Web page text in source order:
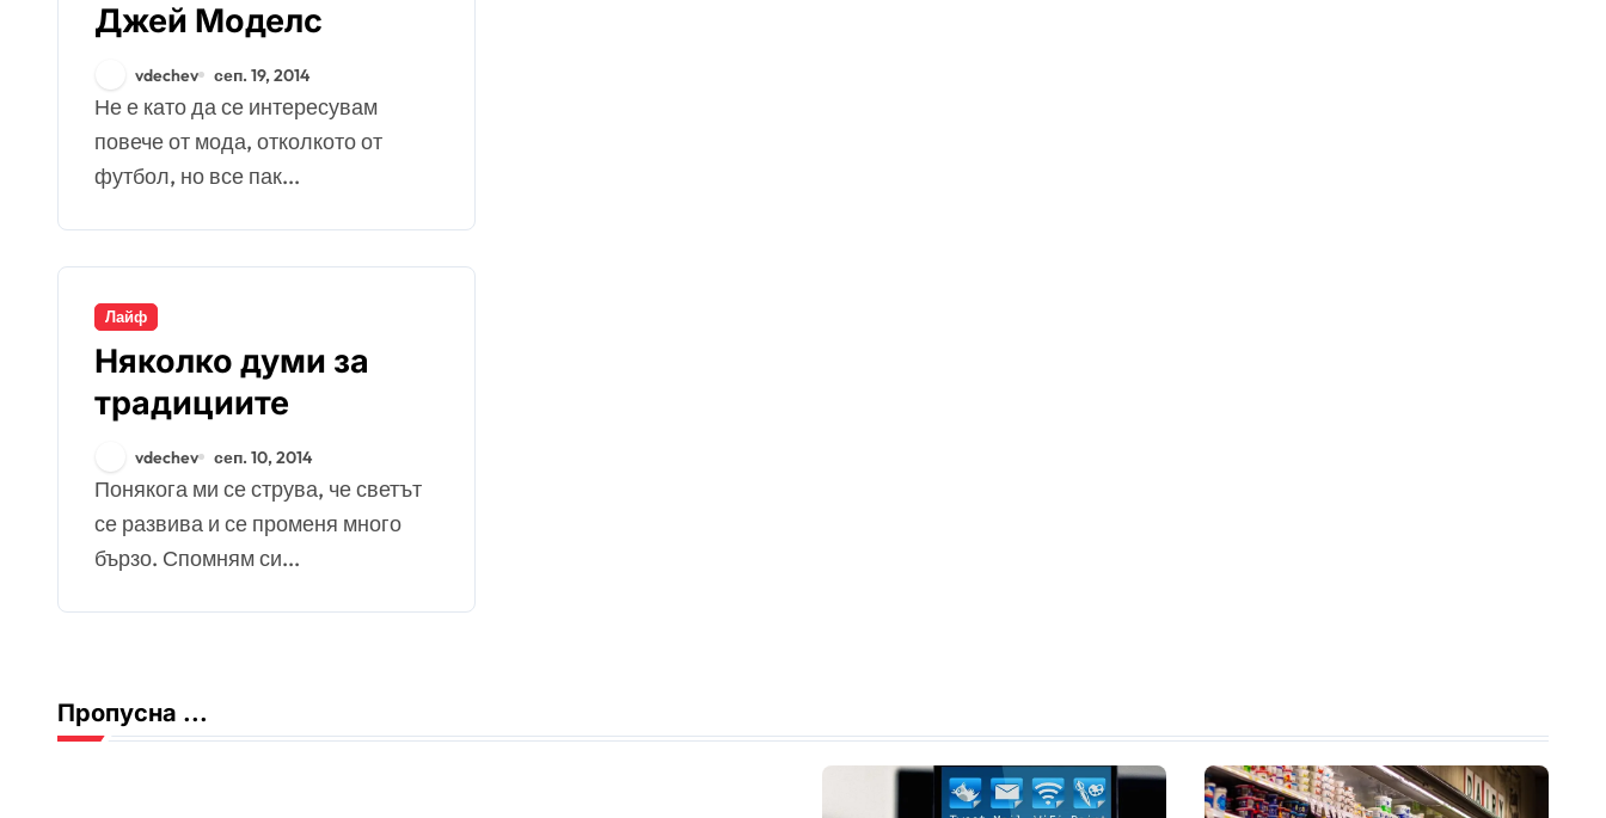
Джей Моделс
vdechev сеп. 19, 2014
Не е като да се интересувам
повече от мода, отколкото от
футбол, но все пак...
Лайф
Няколко думи за
традициите
vdechev сеп. 10, 2014
Понякога ми се струва, че светът
се развива и се променя много
бързо. Спомням си...
Пропусна ...